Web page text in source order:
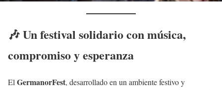
🎶 Un festival solidario con música,
compromiso y esperanza
El GermanorFest, desarrollado en un ambiente festivo y